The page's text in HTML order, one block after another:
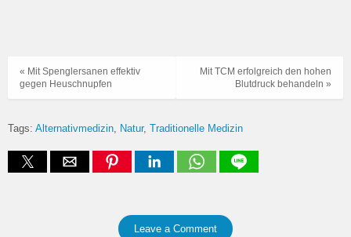
Mit TCM erfolgreich den hohen
Blutdruck behandeln »
« Mit Spenglersanen effektiv
gegen Heuschnupfen
Tags: Alternativmedizin Natur Traditionelle Medizin
Leave a Comment